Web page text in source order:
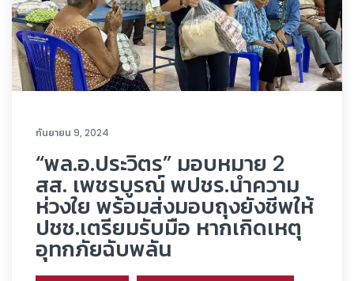
กันยายน 9, 2024
“พล.อ.ประวิตร” มอบหมาย 2
สส. เพชรบูรณ์ พปชร.นำความ
ห่วงใย พร้อมส่งมอบถุงยังชีพให้
ปชช.เตรียมรับมือ หากเกิดเหตุ
อุทกภัยฉับพลัน